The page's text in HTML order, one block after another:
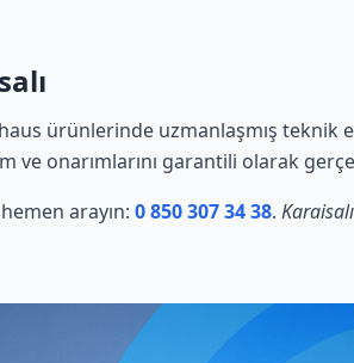
ürünlerinde uzmanlaşmış teknik
ve onarımlarını garantili olarak
arayın: 0 850 307 34 38.